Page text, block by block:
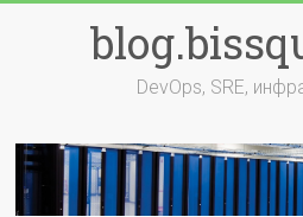
содержимому
DevOps, SRE,